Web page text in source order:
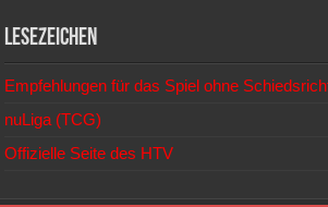
Lesezeichen
Empfehlungen für das Spiel ohne
nuLiga (TCG)
Offizielle Seite des HTV